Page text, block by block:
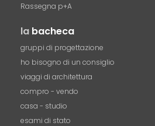
Rassegna p+A
la bacheca
gruppi di progettazione
ho bisogno di un consiglio
viaggi di architettura
compro - vendo
casa - studio
esami di stato